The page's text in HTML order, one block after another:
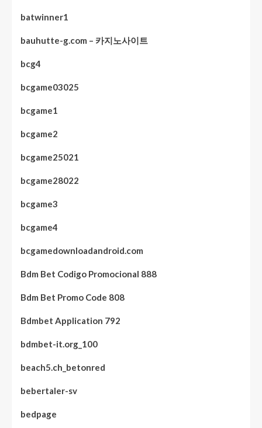
batwinner1
bauhutte-g.com – 카지노사이트
bcg4
bcgame03025
bcgame1
bcgame2
bcgame25021
bcgame28022
bcgame3
bcgame4
bcgamedownloadandroid.com
Bdm Bet Codigo Promocional 888
Bdm Bet Promo Code 808
Bdmbet Application 792
bdmbet-it.org_100
beach5.ch_betonred
bebertaler-sv
bedpage